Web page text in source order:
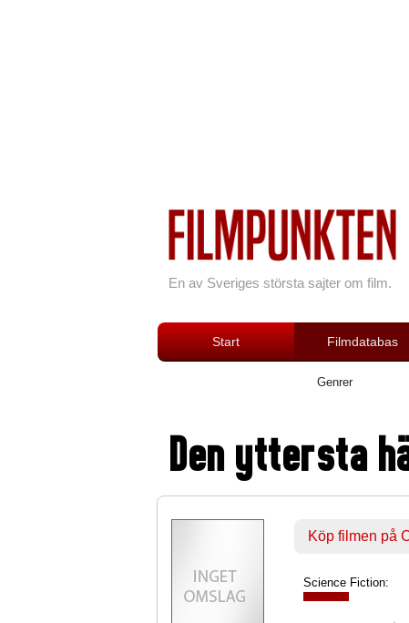
En av Sveriges största sajter om film.
Start Filmdatabas
Genrer
Den yttersta
Köp filmen på
Science Fiction: